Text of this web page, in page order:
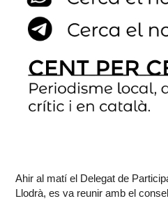
Ahir al matí el Delegat de
Llodrà, es va reunir amb el